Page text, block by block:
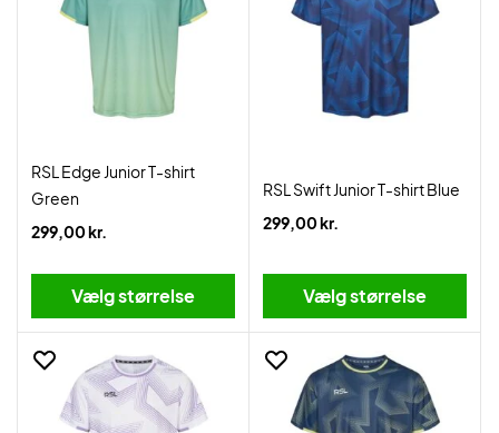
RSL Edge Junior T-shirt
Green
299,00 kr.
Vælg størrelse
RSL Swift Junior T-shirt Blue
299,00 kr.
Vælg størrelse